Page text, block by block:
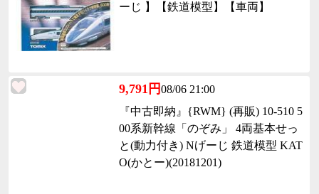
ーじ 】【鉄道模型】【車両】
9,791円08/06 21:00
『中古即納』{RWM} (再販) 10-510 5
00系新幹線「のぞみ」 4両基本せっ
と(動力付き) Nげーじ 鉄道模型 KAT
O(かとー)(20181201)